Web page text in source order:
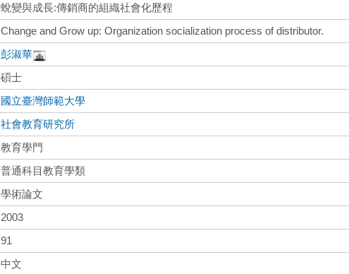
蛻變與成長:傳銷商的組織社會化歷程
Change and Grow up: Organization socialization process of distributor.
彭淑華
碩士
國立臺灣師範大學
社會教育研究所
教育學門
普通科目教育學類
學術論文
2003
91
中文